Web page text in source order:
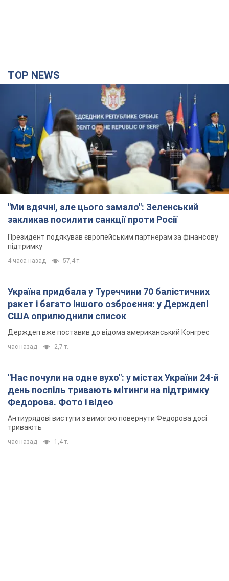
TOP NEWS
"Ми вдячні, але цього замало": Зеленський
закликав посилити санкції проти Росії
Президент подякував європейським партнерам за фінансову
підтримку
4 часа назад 57,4 т.
Україна придбала у Туреччини 70 балістичних
ракет і багато іншого озброєння: у Держдепі
США оприлюднили список
Держдеп вже поставив до відома американський Конгрес
час назад 2,7 т.
"Нас почули на одне вухо": у містах України 24-й
день поспіль тривають мітинги на підтримку
Федорова. Фото і відео
Антиурядові виступи з вимогою повернути Федорова досі
тривають
час назад 1,4 т.